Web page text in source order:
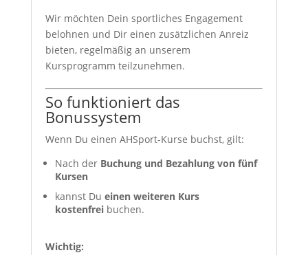
Wir möchten Dein sportliches Engagement
belohnen und Dir einen zusätzlichen Anreiz
bieten, regelmäßig an unserem
Kursprogramm teilzunehmen.
So funktioniert das
Bonussystem
Wenn Du einen AHSport-Kurse buchst, gilt:
Nach der Buchung und Bezahlung von fünf
Kursen
kannst Du einen weiteren Kurs
kostenfreibuchen.
Wichtig: